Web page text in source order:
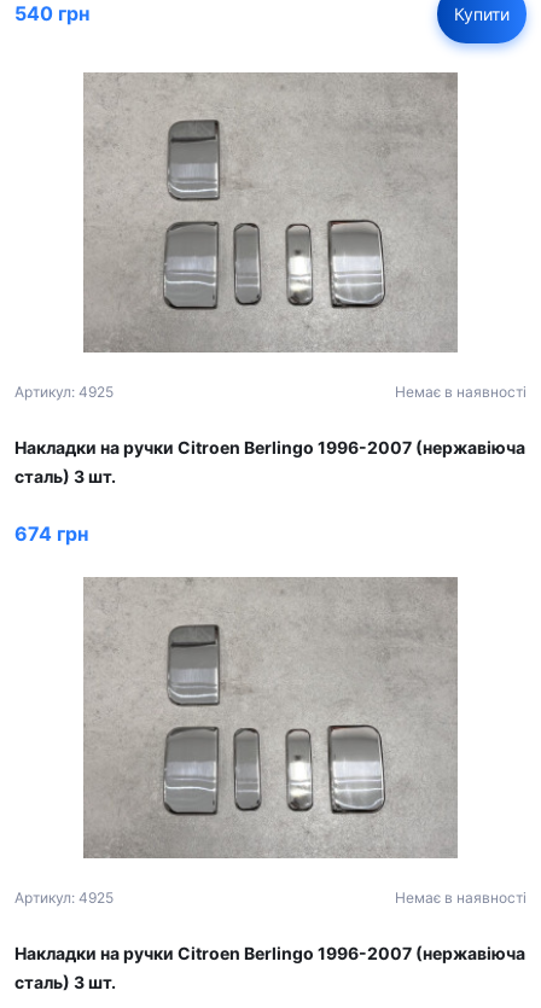
540 грн Купити
Артикул: 4925 Немає в наявності
Накладки на ручки Citroen Berlingo 1996-2007 (нержавіюча
сталь) 3 шт.
674 грн
Артикул: 4925 Немає в наявності
Накладки на ручки Citroen Berlingo 1996-2007 (нержавіюча
сталь) 3 шт.